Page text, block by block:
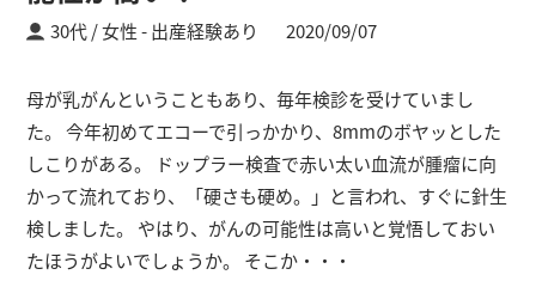
30代 / 女性 出産経験あり 2020/09/07
母が乳がんということもあり、毎年検診を受けていまし
た。 今年初めてエコーで引っかかり、8mmのボヤッとした
しこりがある。 ドップラー検査で赤い太い血流が腫瘤に向
かって流れており、「硬さも硬め。」と言われ、すぐに針生
検しました。 やはり、がんの可能性は高いと覚悟しておい
たほうがよいでしょうか。 そこか・・・